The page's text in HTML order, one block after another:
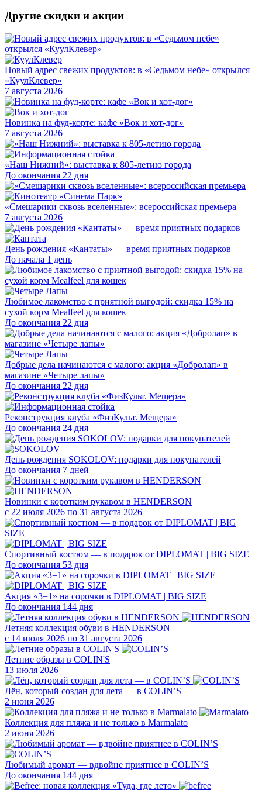
Другие скидки и акции
Новый адрес свежих продуктов: в «Седьмом небе» открылся
«КуулКлевер»
7 августа 2026
Новинка на фуд-корте: кафе «Вок и хот-дог»
7 августа 2026
«Наш Нижний»: выставка к 805-летию города
До окончания 22 дня
«Смешарики сквозь вселенные»: всероссийская премьера
7 августа 2026
День рождения «Кантаты» — время приятных подарков
До начала 1 день
Любимое лакомство с приятной выгодой: скидка 15% на
сухой корм Mealfeel для кошек
До окончания 22 дня
Добрые дела начинаются с малого: акция «Добролап» в
магазине «Четыре лапы»
До окончания 22 дня
Реконструкция клуба «ФизКульт. Мещера»
До окончания 24 дня
День рождения SOKOLOV: подарки для покупателей
До окончания 7 дней
Новинки с коротким рукавом в HENDERSON
с 22 июля 2026 по 31 августа 2026
Спортивный костюм — в подарок от DIPLOMAT | BIG SIZE
До окончания 53 дня
Акция «3=1» на сорочки в DIPLOMAT | BIG SIZE
До окончания 144 дня
Летняя коллекция обуви в HENDERSON
с 14 июля 2026 по 31 августа 2026
Летние образы в COLIN'S
13 июля 2026
Лён, который создан для лета — в COLIN’S
2 июня 2026
Коллекция для пляжа и не только в Marmalato
2 июня 2026
Любимый аромат — вдвойне приятнее в COLIN’S
До окончания 144 дня